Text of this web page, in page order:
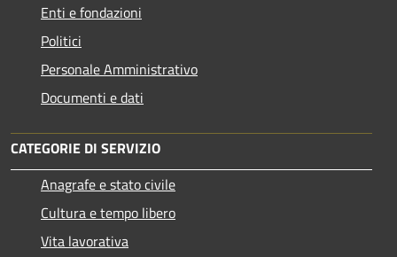
Enti e fondazioni
Politici
Personale Amministrativo
Documenti e dati
CATEGORIE DI SERVIZIO
Anagrafe e stato civile
Cultura e tempo libero
Vita lavorativa